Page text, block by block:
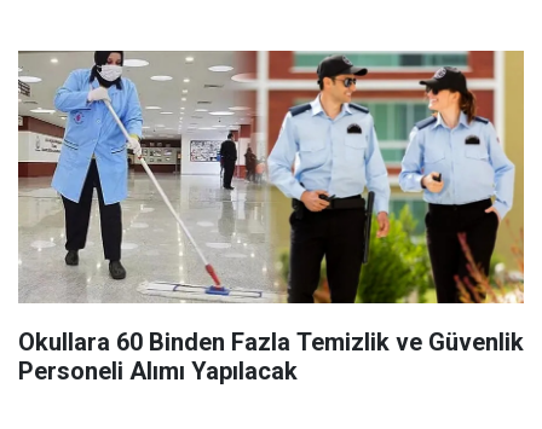
Okullara 60 Binden Fazla Temizlik ve Güvenlik
Personeli Alımı Yapılacak